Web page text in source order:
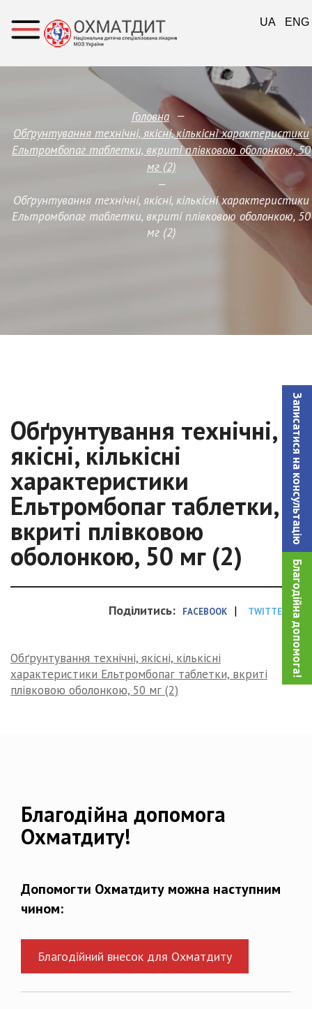
Записатися на консультацiю
Благодійна допомога!
Головна —
Обґрунтування технічні, якісні, кількісні характеристики
Ельтромбопаг таблетки, вкриті плівковою оболонкою, 50
мг (2)
—
Обґрунтування технічні, якісні, кількісні характеристики
Ельтромбопаг таблетки, вкриті плівковою оболонкою, 50
мг (2)
Обґрунтування технічні,
якісні, кількісні
характеристики
Ельтромбопаг таблетки,
вкриті плівковою
оболонкою, 50 мг (2)
Поділитись: FACEBOOK | TWITTER
Обґрунтування технічні, якісні, кількісні
характеристики Ельтромбопаг таблетки, вкриті
плівковою оболонкою, 50 мг (2)
Благодійна допомога
Охматдиту!
Допомогти Охматдиту можна наступним
чином:
Благодійний внесок для Охматдиту
UA ENG